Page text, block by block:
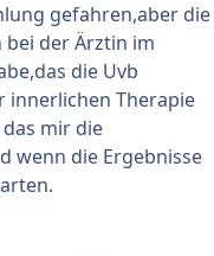
gefahren,aber die
bei der Ärztin im
die Uvb
innerlichen Therapie
mir die
wenn die Ergebnisse